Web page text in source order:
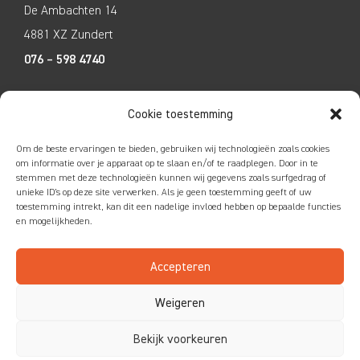
Cookie toestemming
Om de beste ervaringen te bieden, gebruiken wij technologieën zoals cookies
om informatie over je apparaat op te slaan en/of te raadplegen. Door in te
stemmen met deze technologieën kunnen wij gegevens zoals surfgedrag of
unieke ID's op deze site verwerken. Als je geen toestemming geeft of uw
toestemming intrekt, kan dit een nadelige invloed hebben op bepaalde functies
en mogelijkheden.
Accepteren
Weigeren
Bekijk voorkeuren
De Ambachten 14
4881 XZ Zundert
076 – 598 4740
6365 ET Schinnen
046 – 4752585
Disclaimer